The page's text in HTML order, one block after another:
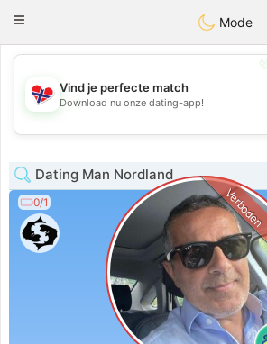
EkteNordmenn
Toggle
Mode
💖
💕
Vind je perfecte match
Download nu onze dating-app!
Dating Man Nordland
0/1 Verboden